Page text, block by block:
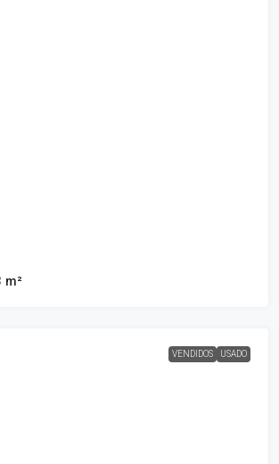
m²
VENDIDOS USADO